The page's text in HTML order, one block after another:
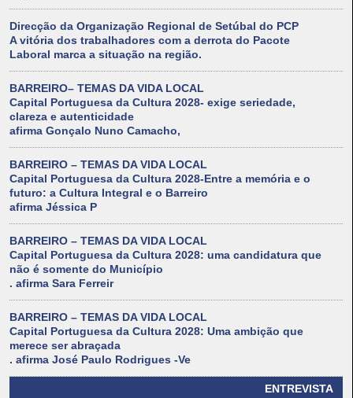
Direcção da Organização Regional de Setúbal do PCP
A vitória dos trabalhadores com a derrota do Pacote
Laboral marca a situação na região.
BARREIRO– TEMAS DA VIDA LOCAL
Capital Portuguesa da Cultura 2028- exige seriedade,
clareza e autenticidade
afirma Gonçalo Nuno Camacho,
BARREIRO – TEMAS DA VIDA LOCAL
Capital Portuguesa da Cultura 2028-Entre a memória e o
futuro: a Cultura Integral e o Barreiro
afirma Jéssica P
BARREIRO – TEMAS DA VIDA LOCAL
Capital Portuguesa da Cultura 2028: uma candidatura que
não é somente do Município
. afirma Sara Ferreir
BARREIRO – TEMAS DA VIDA LOCAL
Capital Portuguesa da Cultura 2028: Uma ambição que
merece ser abraçada
. afirma José Paulo Rodrigues -Ve
ENTREVISTA